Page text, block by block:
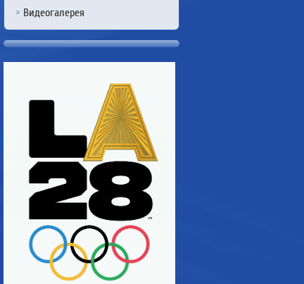
Видеогалерея